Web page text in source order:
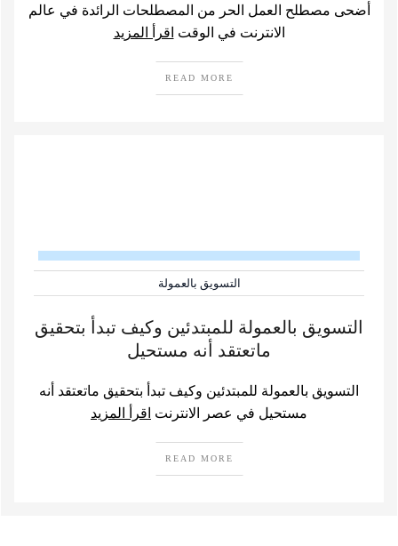
أضحى مصطلح العمل الحر من المصطلحات الرائدة في عالم
الانترنت في الوقت اقرأ المزيد
READ MORE
التسويق بالعمولة
التسويق بالعمولة للمبتدئين وكيف تبدأ بتحقيق
ماتعتقد أنه مستحيل
التسويق بالعمولة للمبتدئين وكيف تبدأ بتحقيق ماتعتقد أنه
مستحيل في عصر الانترنت اقرأ المزيد
READ MORE